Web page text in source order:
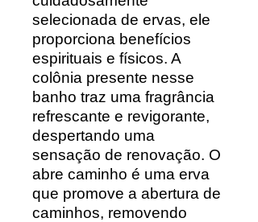
selecionada de ervas, ele
proporciona benefícios
espirituais e físicos. A
colônia presente nesse
banho traz uma fragrância
refrescante e revigorante,
despertando uma
sensação de renovação. O
abre caminho é uma erva
que promove a abertura de
caminhos, removendo